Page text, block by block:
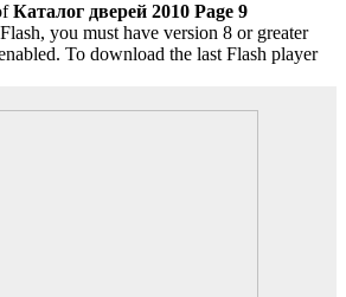
Каталог дверей 2010 Page 9
you must have version 8 or greater
To download the last Flash player